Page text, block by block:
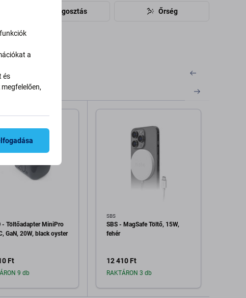
Megosztás Őrség
- Töltőadapter MiniPro
GaN, 20W, black oyster
Ft
9 db
SBS
SBS - MagSafe Töltő, 15W,
fehér
12 410 Ft
RAKTÁRON 3 db
a
és